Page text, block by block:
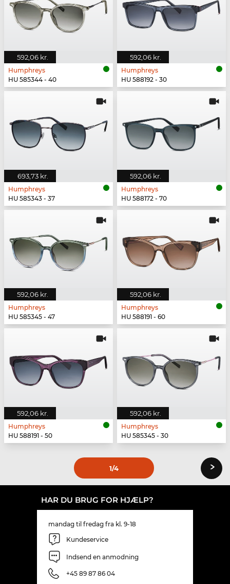
592,06 kr.
Humphreys
HU 585344 - 40
592,06 kr.
Humphreys
HU 588192 - 30
693,73 kr.
Humphreys
HU 585343 - 37
592,06 kr.
Humphreys
HU 588172 - 70
592,06 kr.
Humphreys
HU 585345 - 47
592,06 kr.
Humphreys
HU 588191 - 60
592,06 kr.
Humphreys
HU 588191 - 50
592,06 kr.
Humphreys
HU 585345 - 30
1/4 ›
HAR DU BRUG FOR HJÆLP?
mandag til fredag fra kl. 9-18
Kundeservice
Indsend en anmodning
+45 89 87 86 04